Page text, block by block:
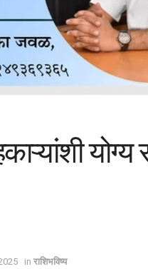
in राशिभविष्य